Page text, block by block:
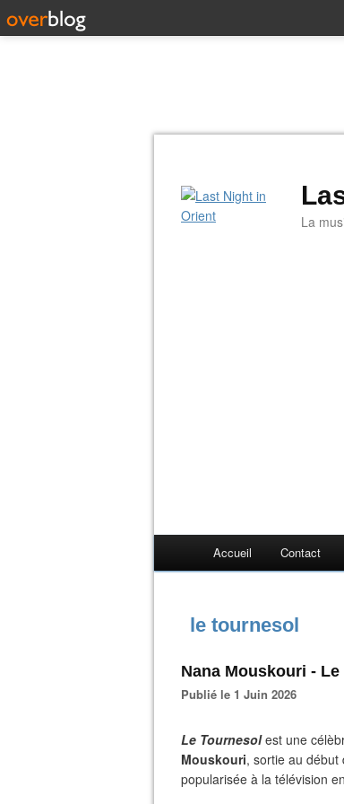
La
Accueil Contact
le tournesol
Nana Mouskouri -
Publié le 1 Juin 2026
Le Tournesolest une
Mouskouri, sortie au
popularisée à la télévision